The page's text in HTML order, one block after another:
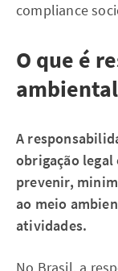
compliance
O que é
A
obrigação legal
prevenir,
ao meio
atividades.